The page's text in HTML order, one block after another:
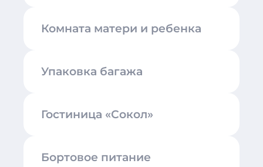
Комната матери и ребенка
Упаковка багажа
Гостиница «Сокол»
Бортовое питание